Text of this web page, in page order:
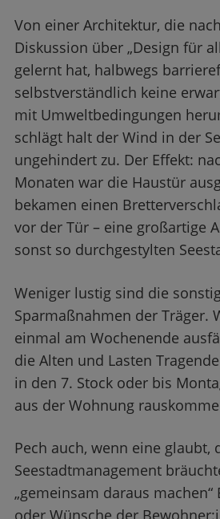
Von einer Architektur, die
Diskussion über „Design für
gelernt hat, halbwegs
selbstverständlich keine
mit Umweltbedingungen
schlägt halt der Wind in der
ungehindert zu. Der Effekt:
Monaten war die Haustür
bekamen einen
vor der Tür – eine großartige
sonst so durchgestylten
Weniger lustig sind die
Sparmaßnahmen der Träger.
einmal am Wochenende
die Alten und Lasten
in den 7. Stock oder bis
aus der Wohnung
Pech auch, wenn eine glaubt,
Seestadtmanagement
„gemeinsam daraus machen“
oder Wünsche der